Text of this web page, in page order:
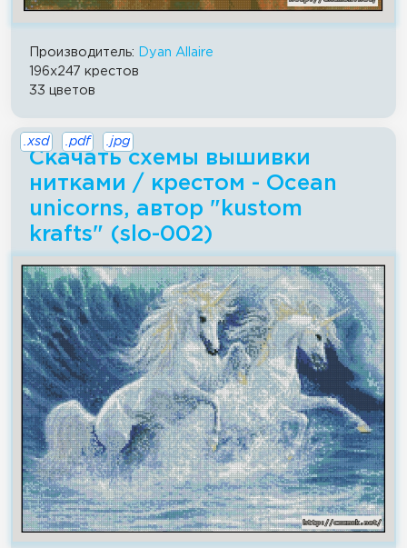
Производитель:
Dyan Allaire
196x247 крестов
33 цветов
Скачать схемы вышивки
нитками / крестом - Ocean
unicorns, автор "kustom
krafts" (slo-002)
.xsd .pdf .jpg